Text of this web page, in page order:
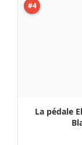
#4
La pédale